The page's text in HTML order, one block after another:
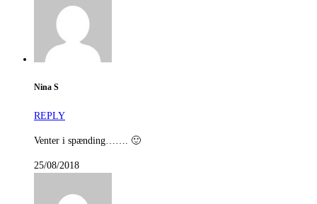
Nina S
REPLY
Venter i spænding……. 🙂
25/08/2018